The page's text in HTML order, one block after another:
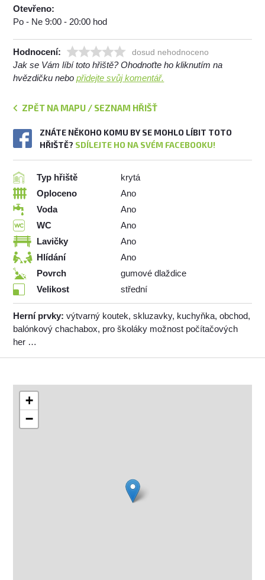
Otevřeno:
Po - Ne 9:00 - 20:00 hod
Hodnocení: dosud nehodnoceno
Jak se Vám líbí toto hřiště? Ohodnoťte ho kliknutím na
hvězdičku nebopřidejte svůj komentář.
ZPĚT NA MAPU / SEZNAM HŘIŠŤ
ZNÁTE NĚKOHO KOMU BY SE MOHLO LÍBIT TOTO
HŘIŠTĚ? SDÍLEJTE HO NA SVÉM FACEBOOKU!
Typ hřiště
krytá
Oploceno
Ano
Voda
Ano
WC
Ano
Lavičky
Ano
Hlídání
Ano
Povrch
gumové dlaždice
Velikost
střední
Herní prvky: výtvarný koutek, skluzavky, kuchyňka, obchod,
balónkový chachabox, pro školáky možnost počítačových
her …
+
−